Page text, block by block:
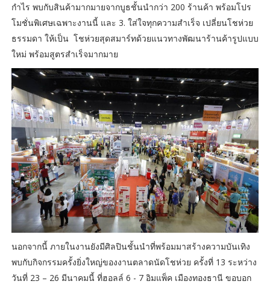
กำไร พบกับสินค้ามากมายจากบูธชั้นนำกว่า 200 ร้านค้า พร้อมโปร
โมชั่นพิเศษเฉพาะงานนี้ และ 3. ใส่ใจทุกความสำเร็จ เปลี่ยนโชห่วย
ธรรมดา ให้เป็น โชห่วยสุดสมาร์ทด้วยแนวทางพัฒนาร้านค้ารูปแบบ
ใหม่ พร้อมสูตรสำเร็จมากมาย
นอกจากนี้ ภายในงานยังมีศิลปินชั้นนำที่พร้อมมาสร้างความบันเทิง
พบกับกิจกรรมครั้งยิ่งใหญ่ของงานตลาดนัดโชห่วย ครั้งที่ 13 ระหว่าง
วันที่ 23 – 26 มีนาคมนี้ ที่ฮอลล์ 6 - 7 อิมแพ็ค เมืองทองธานี ขอบอก